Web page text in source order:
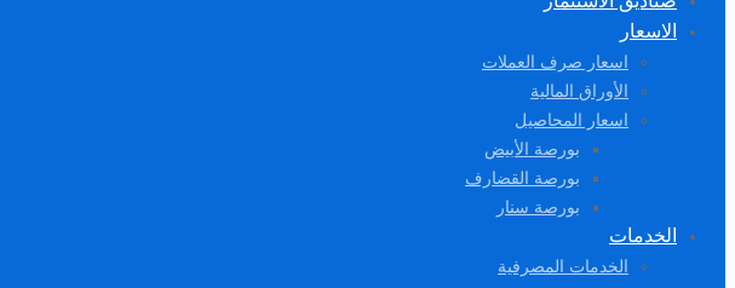
الاسعار
اسعار صرف العملات
الأوراق المالية
اسعار المحاصيل
بورصة الأبيض
بورصة القضارف
بورصة سنار
الخدمات
الخدمات المصرفية